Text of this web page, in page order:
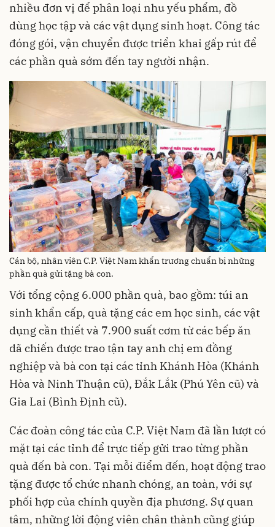
nhiều đơn vị để phân loại nhu yếu phẩm, đồ
dùng học tập và các vật dụng sinh hoạt. Công tác
đóng gói, vận chuyển được triển khai gấp rút để
các phần quà sớm đến tay người nhận.
Cán bộ, nhân viên C.P. Việt Nam khẩn trương chuẩn bị những
phần quà gửi tặng bà con.
Với tổng cộng 6.000 phần quà, bao gồm: túi an
sinh khẩn cấp, quà tặng các em học sinh, các vật
dụng cần thiết và 7.900 suất cơm từ các bếp ăn
dã chiến được trao tận tay anh chị em đồng
nghiệp và bà con tại các tỉnh Khánh Hòa (Khánh
Hòa và Ninh Thuận cũ), Đắk Lắk (Phú Yên cũ) và
Gia Lai (Bình Định cũ).
Các đoàn công tác của C.P. Việt Nam đã lần lượt có
mặt tại các tỉnh để trực tiếp gửi trao từng phần
quà đến bà con. Tại mỗi điểm đến, hoạt động trao
tặng được tổ chức nhanh chóng, an toàn, với sự
phối hợp của chính quyền địa phương. Sự quan
tâm, những lời động viên chân thành cũng giúp